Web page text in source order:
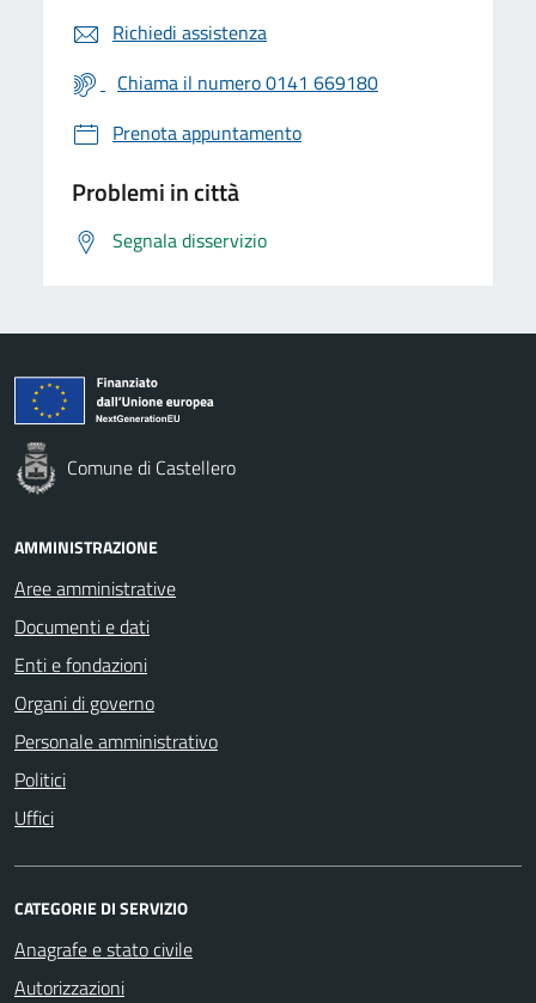
Richiedi assistenza
Chiama il numero 0141 669180
Prenota appuntamento
Problemi in città
Segnala disservizio
Comune di Castellero
AMMINISTRAZIONE
Aree amministrative
Documenti e dati
Enti e fondazioni
Organi di governo
Personale amministrativo
Politici
Uffici
CATEGORIE DI SERVIZIO
Anagrafe e stato civile
Autorizzazioni